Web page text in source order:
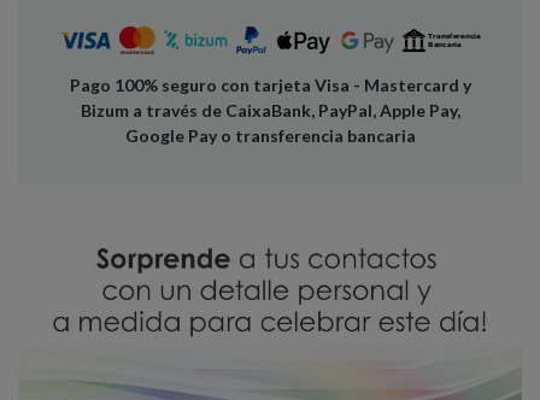
Pago 100% seguro con tarjeta Visa - Mastercard y
Bizum a través de CaixaBank, PayPal, Apple Pay,
Google Pay o transferencia bancaria